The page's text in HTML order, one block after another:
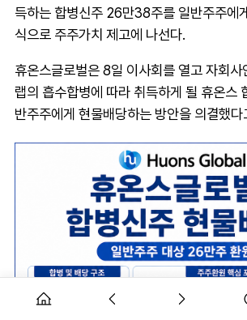
득하는 합병신주 26만38주를 일반주주에
식으로 주주가치 제고에 나선다.
휴온스글로벌은 8일 이사회를 열고 자회
랩의 흡수합병에 따라 취득하게 될 휴온스
반주주에게 현물배당하는 방안을 의결했다